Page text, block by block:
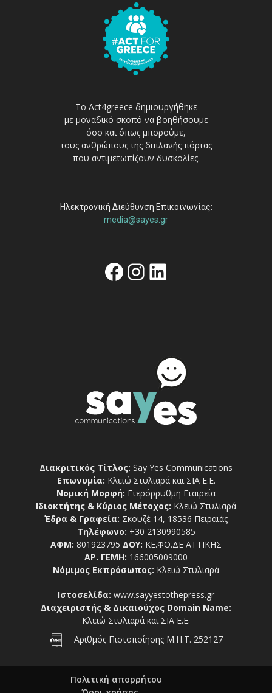
Το Act4greece δημιουργήθηκε
με μοναδικό σκοπό να βοηθήσουμε
όσο και όπως μπορούμε,
τους ανθρώπους της διπλανής πόρτας
που αντιμετωπίζουν δυσκολίες.
Ηλεκτρονική Διεύθυνση Επικοινωνίας:
media@sayes.gr
Facebook
Instagram
Linkedin
Διακριτικός Τίτλος: Say Yes Communications
Επωνυμία: Κλειώ Στυλιαρά και ΣΙΑ Ε.Ε.
Νομική Μορφή: Ετερόρρυθμη Εταιρεία
Ιδιοκτήτης & Κύριος Μέτοχος: Κλειώ Στυλιαρά
Έδρα & Γραφεία: Σκουζέ 14, 18536 Πειραιάς
Τηλέφωνο: +30 2130990585
ΑΦΜ: 801923795 ΔΟΥ: ΚΕ.ΦΟ.ΔΕ ΑΤΤΙΚΗΣ
ΑΡ. ΓΕΜΗ: 166005009000
Νόμιμος Εκπρόσωπος: Κλειώ Στυλιαρά
Ιστοσελίδα: www.sayyestothepress.gr
Διαχειριστής & Δικαιούχος Domain Name:
Κλειώ Στυλιαρά και ΣΙΑ Ε.Ε.
Αριθμός Πιστοποίησης Μ.Η.Τ. 252127
Πολιτική απορρήτου